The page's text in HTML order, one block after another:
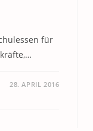
für
28. APRIL 2016